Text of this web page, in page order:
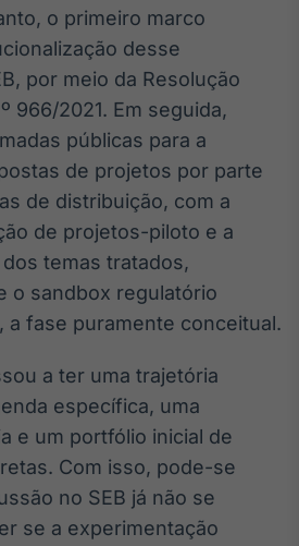
o primeiro marco
desse
por meio da Resolução
966/2021. Em seguida,
públicas para a
de projetos por parte
de distribuição, com a
de projetos-piloto e a
temas tratados,
o sandbox regulatório
a fase puramente conceitual.
a ter uma trajetória
específica, uma
e um portfólio inicial de
Com isso, pode-se
no SEB já não se
se a experimentação